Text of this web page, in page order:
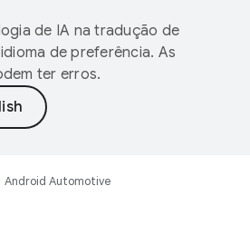
de IA na tradução de
de preferência. As
ter erros.
Android Automotive